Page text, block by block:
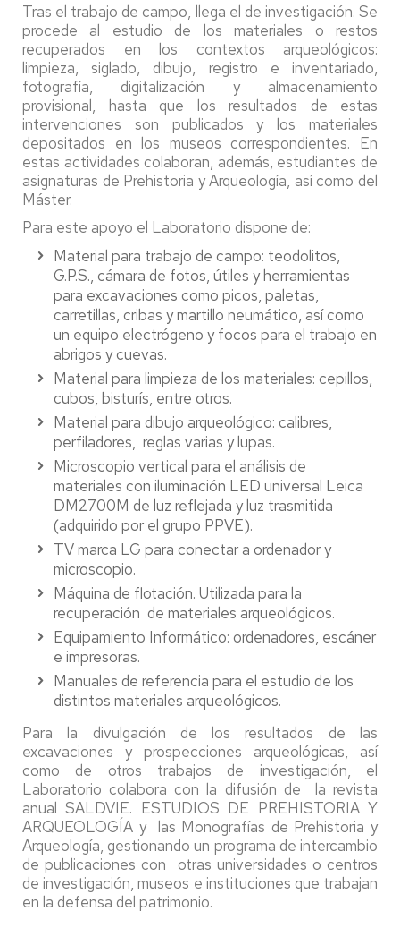
Tras el trabajo de campo, llega el de investigación. Se
procede al estudio de los materiales o restos
recuperados en los contextos arqueológicos:
limpieza, siglado, dibujo, registro e inventariado,
fotografía, digitalización y almacenamiento
provisional, hasta que los resultados de estas
intervenciones son publicados y los materiales
depositados en los museos correspondientes. En
estas actividades colaboran, además, estudiantes de
asignaturas de Prehistoria y Arqueología, así como del
Máster.
Para este apoyo el Laboratorio dispone de:
Material para trabajo de campo: teodolitos,
G.P.S., cámara de fotos, útiles y herramientas
para excavaciones como picos, paletas,
carretillas, cribas y martillo neumático, así como
un equipo electrógeno y focos para el trabajo en
abrigos y cuevas.
Material para limpieza de los materiales: cepillos,
cubos, bisturís, entre otros.
Material para dibujo arqueológico: calibres,
perfiladores, reglas varias y lupas.
Microscopio vertical para el análisis de
materiales con iluminación LED universal Leica
DM2700M de luz reflejada y luz trasmitida
(adquirido por el grupo PPVE).
TV marca LG para conectar a ordenador y
microscopio.
Máquina de flotación. Utilizada para la
recuperación de materiales arqueológicos.
Equipamiento Informático: ordenadores, escáner
e impresoras.
Manuales de referencia para el estudio de los
distintos materiales arqueológicos.
Para la divulgación de los resultados de las
excavaciones y prospecciones arqueológicas, así
como de otros trabajos de investigación, el
Laboratorio colabora con la difusión de la revista
anual SALDVIE. ESTUDIOS DE PREHISTORIA Y
ARQUEOLOGÍA y las Monografías de Prehistoria y
Arqueología, gestionando un programa de intercambio
de publicaciones con otras universidades o centros
de investigación, museos e instituciones que trabajan
en la defensa del patrimonio.